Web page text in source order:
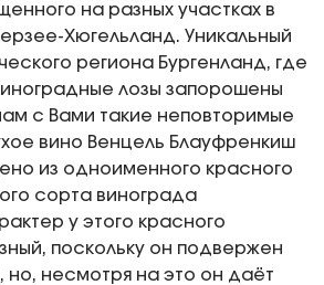
на разных участках в
Хюгельланд. Уникальный
региона Бургенланд, где
лозы запорошены
с Вами такие неповторимые
вино Венцель Блауфренкиш
из одноименного красного
сорта винограда
у этого красного
поскольку он подвержен
но, несмотря на это он даёт